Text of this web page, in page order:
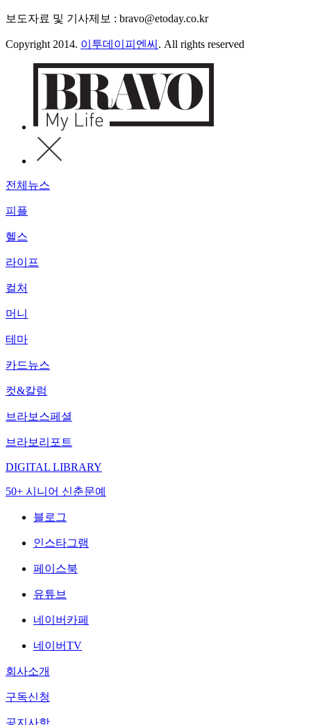
보도자료 및 기사제보 : bravo@etoday.co.kr
Copyright 2014. 이투데이피엔씨 . All rights reserved
전체뉴스
피플
헬스
라이프
컬처
머니
테마
카드뉴스
컷&칼럼
브라보스페셜
브라보리포트
DIGITAL LIBRARY
50+ 시니어 신춘문예
블로그
인스타그램
페이스북
유튜브
네이버카페
네이버TV
회사소개
구독신청